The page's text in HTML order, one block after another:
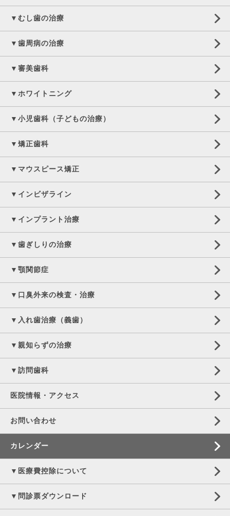
▼むし歯の治療
▼歯周病の治療
▼審美歯科
▼ホワイトニング
▼小児歯科（子どもの治療）
▼矯正歯科
▼マウスピース矯正
▼インビザライン
▼インプラント治療
▼歯ぎしりの治療
▼顎関節症
▼口臭外来の検査・治療
▼入れ歯治療（義歯）
▼親知らずの治療
▼訪問歯科
医院情報・アクセス
お問い合わせ
カレンダー
▼医療費控除について
▼問診票ダウンロード